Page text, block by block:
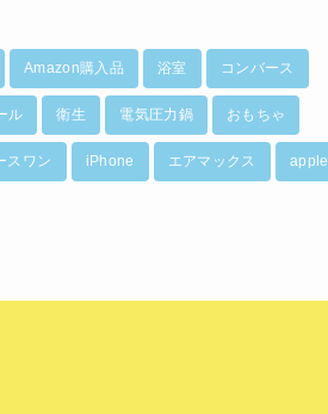
Amazon購入品 浴室 コンバース
ル 衛生 電気圧力鍋 おもちゃ
スワン iPhone エアマックス apple